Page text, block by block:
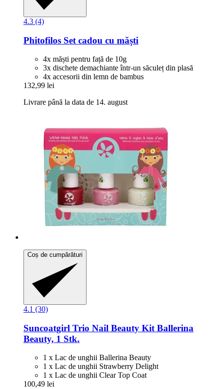
4.3 (4)
Phitofilos Set cadou cu măști
4x măști pentru față de 10g
3x dischete demachiante într-un săculeț din plasă
4x accesorii din lemn de bambus
132,99 lei
Livrare până la data de 14. august
Coș de cumpărături
4.1 (30)
Suncoatgirl Trio Nail Beauty Kit Ballerina
Beauty, 1 Stk.
1 x Lac de unghii Ballerina Beauty
1 x Lac de unghii Strawberry Delight
1 x Lac de unghii Clear Top Coat
100,49 lei